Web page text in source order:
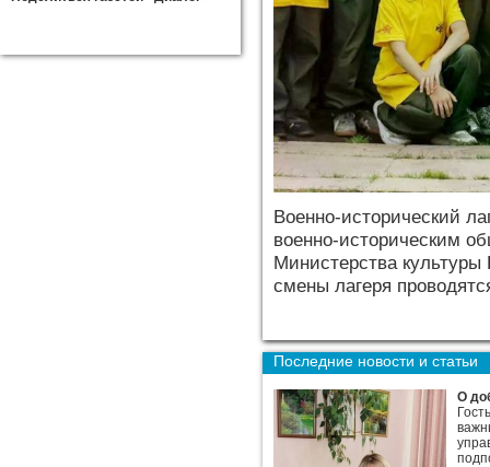
Военно-исторический
военно-историческим
Министерства
смены лагеря
Последние новости и статьи
О